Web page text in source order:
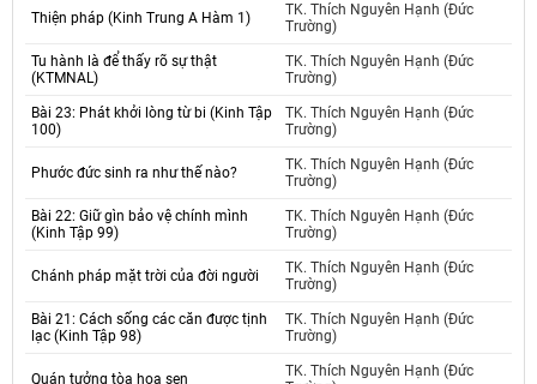
Thiện pháp (Kinh Trung A Hàm 1)
TK. Thích Nguyên Hạnh (Đức
Trường)
Tu hành là để thấy rõ sự thật
(KTMNAL)
TK. Thích Nguyên Hạnh (Đức
Trường)
Bài 23: Phát khởi lòng từ bi (Kinh Tập
100)
TK. Thích Nguyên Hạnh (Đức
Trường)
Phước đức sinh ra như thế nào?
TK. Thích Nguyên Hạnh (Đức
Trường)
Bài 22: Giữ gìn bảo vệ chính mình
(Kinh Tập 99)
TK. Thích Nguyên Hạnh (Đức
Trường)
Chánh pháp mặt trời của đời người
TK. Thích Nguyên Hạnh (Đức
Trường)
Bài 21: Cách sống các căn được tịnh
lạc (Kinh Tập 98)
TK. Thích Nguyên Hạnh (Đức
Trường)
Quán tưởng tòa hoa sen
TK. Thích Nguyên Hạnh (Đức